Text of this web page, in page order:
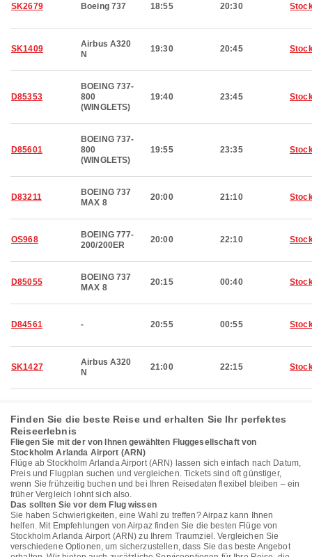
SK2679 Boeing 737 18:55 20:30
SK1409
Airbus A320
N
19:30 20:45
D85353
BOEING 737-
800
(WINGLETS)
19:40 23:45
D85601
BOEING 737-
800
(WINGLETS)
19:55 23:35
D83211
BOEING 737
MAX 8
20:00 21:10
OS968
BOEING 777-
200/200ER
20:00 22:10
D85055
BOEING 737
MAX 8
20:15 00:40
D84561 - 20:55 00:55
SK1427
Airbus A320
N
21:00 22:15
Finden Sie die beste Reise und erhalten Sie Ihr perfektes
Reiseerlebnis
Fliegen Sie mit der von Ihnen gewählten Fluggesellschaft von
Stockholm Arlanda Airport (ARN)
Flüge ab Stockholm Arlanda Airport (ARN) lassen sich einfach nach Datum,
Preis und Flugplan suchen und vergleichen. Tickets sind oft günstiger,
wenn Sie frühzeitig buchen und bei Ihren Reisedaten flexibel bleiben – ein
früher Vergleich lohnt sich also.
Das sollten Sie vor dem Flug wissen
Sie haben Schwierigkeiten, eine Wahl zu treffen? Airpaz kann Ihnen
helfen. Mit Empfehlungen von Airpaz finden Sie die besten Flüge von
Stockholm Arlanda Airport (ARN) zu Ihrem Traumziel. Vergleichen Sie
verschiedene Optionen, um sicherzustellen, dass Sie das beste Angebot